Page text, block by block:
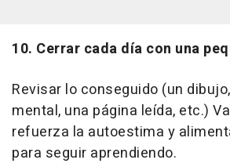
10. Cerrar cada día con una
Revisar lo conseguido (un
mental, una página leída, etc.)
refuerza la autoestima y
para seguir aprendiendo.